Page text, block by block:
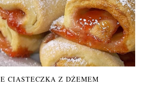
CIASTECZKA Z DŻEMEM